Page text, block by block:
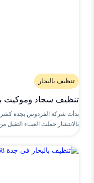
تنظيف بالبخار
تنظيف سجاد وموكيت بالبخار
بدأت شركة الفردوس بجدة
بالانتشار حملت العبء الثقيل